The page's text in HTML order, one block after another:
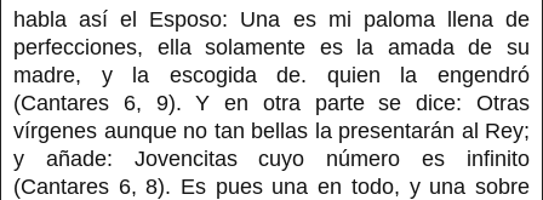
habla así el Esposo: Una es mi paloma llena de
perfecciones, ella solamente es la amada de su
madre, y la escogida de. quien la engendró
(Cantares 6, 9). Y en otra parte se dice: Otras
vírgenes aunque no tan bellas la presentarán al Rey;
y añade: Jovencitas cuyo número es infinito
(Cantares 6, 8). Es pues una en todo, y una sobre